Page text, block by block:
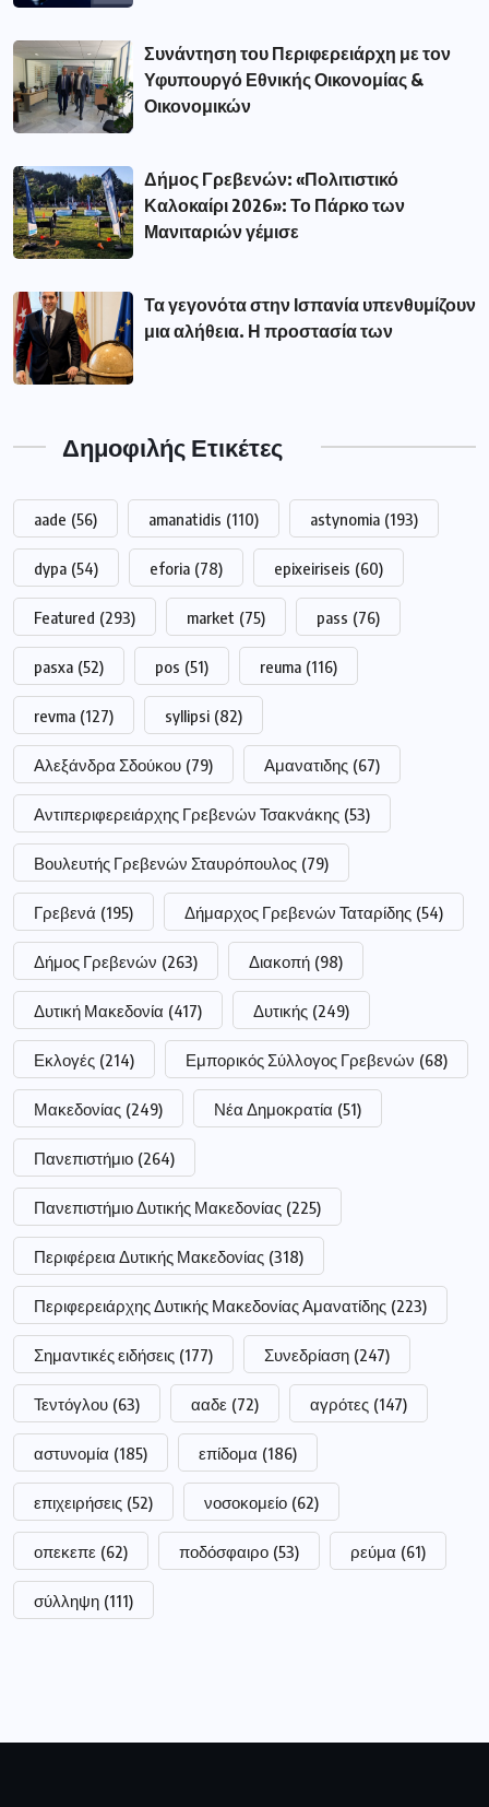
Συνάντηση του Περιφερειάρχη με τον
Υφυπουργό Εθνικής Οικονομίας &
Οικονομικών
Δήμος Γρεβενών: «Πολιτιστικό
Καλοκαίρι 2026»: Το Πάρκο των
Μανιταριών γέμισε
Τα γεγονότα στην Ισπανία υπενθυμίζουν
μια αλήθεια. Η προστασία των
Δημοφιλής Ετικέτες
aade (56) amanatidis (110) astynomia (193)
dypa (54) eforia (78) epixeiriseis (60)
Featured (293) market (75) pass (76)
pasxa (52) pos (51) reuma (116)
revma (127) syllipsi (82)
Αλεξάνδρα Σδούκου (79) Αμανατιδης (67)
Αντιπεριφερειάρχης Γρεβενών Τσακνάκης (53)
Βουλευτής Γρεβενών Σταυρόπουλος (79)
Γρεβενά (195) Δήμαρχος Γρεβενών Ταταρίδης (54)
Δήμος Γρεβενών (263) Διακοπή (98)
Δυτική Μακεδονία (417) Δυτικής (249)
Εκλογές (214) Εμπορικός Σύλλογος Γρεβενών (68)
Μακεδονίας (249) Νέα Δημοκρατία (51)
Πανεπιστήμιο (264)
Πανεπιστήμιο Δυτικής Μακεδονίας (225)
Περιφέρεια Δυτικής Μακεδονίας (318)
Περιφερειάρχης Δυτικής Μακεδονίας Αμανατίδης (223)
Σημαντικές ειδήσεις (177) Συνεδρίαση (247)
Τεντόγλου (63) ααδε (72) αγρότες (147)
αστυνομία (185) επίδομα (186)
επιχειρήσεις (52) νοσοκομείο (62)
οπεκεπε (62) ποδόσφαιρο (53) ρεύμα (61)
σύλληψη (111)